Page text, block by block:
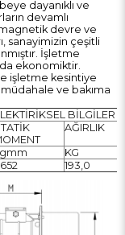
dayanıklı ve
devamlı
magnetik devre ve
sanayimizin çeşitli
İşletme
da ekonomiktir.
işletme kesintiye
ve bakıma
BİLGİLER
AĞIRLIK
KG
193,0